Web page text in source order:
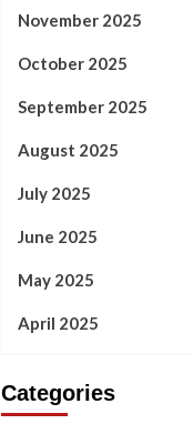
November 2025
October 2025
September 2025
August 2025
July 2025
June 2025
May 2025
April 2025
Categories